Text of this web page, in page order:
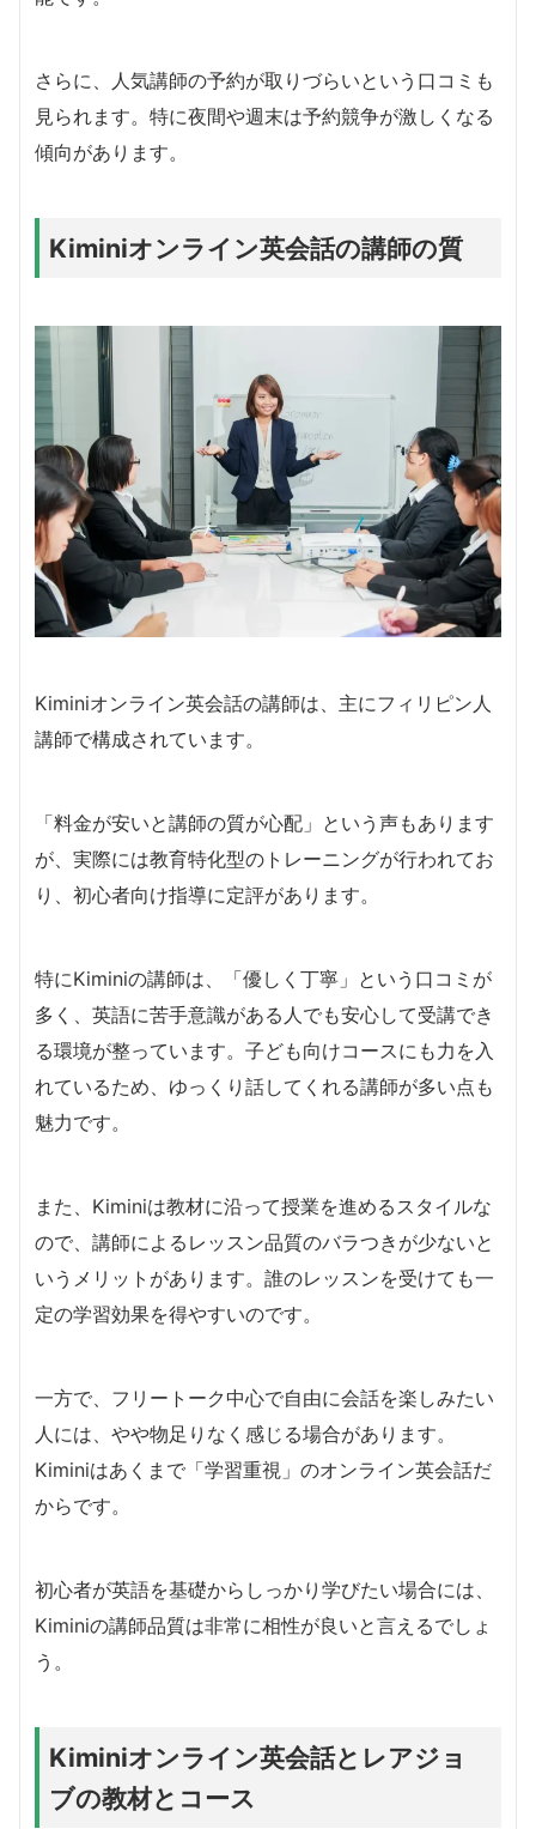
さらに、人気講師の予約が取りづらいという口コミも
見られます。特に夜間や週末は予約競争が激しくなる
傾向があります。
Kiminiオンライン英会話の講師の質
Kiminiオンライン英会話の講師は、主にフィリピン人
講師で構成されています。
「料金が安いと講師の質が心配」という声もあります
が、実際には教育特化型のトレーニングが行われてお
り、初心者向け指導に定評があります。
特にKiminiの講師は、「優しく丁寧」という口コミが
多く、英語に苦手意識がある人でも安心して受講でき
る環境が整っています。子ども向けコースにも力を入
れているため、ゆっくり話してくれる講師が多い点も
魅力です。
また、Kiminiは教材に沿って授業を進めるスタイルな
ので、講師によるレッスン品質のバラつきが少ないと
いうメリットがあります。誰のレッスンを受けても一
定の学習効果を得やすいのです。
一方で、フリートーク中心で自由に会話を楽しみたい
人には、やや物足りなく感じる場合があります。
Kiminiはあくまで「学習重視」のオンライン英会話だ
からです。
初心者が英語を基礎からしっかり学びたい場合には、
Kiminiの講師品質は非常に相性が良いと言えるでしょ
う。
Kiminiオンライン英会話とレアジョ
ブの教材とコース